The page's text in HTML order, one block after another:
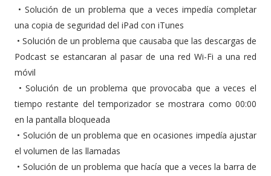
• Solución de un problema que a veces impedía completar
una copia de seguridad del iPad con iTunes
• Solución de un problema que causaba que las descargas de
Podcast se estancaran al pasar de una red Wi-Fi a una red
móvil
• Solución de un problema que provocaba que a veces el
tiempo restante del temporizador se mostrara como 00:00
en la pantalla bloqueada
• Solución de un problema que en ocasiones impedía ajustar
el volumen de las llamadas
• Solución de un problema que hacía que a veces la barra de